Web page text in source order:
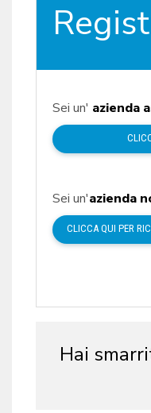
Sei un' azienda
Sei un'azienda
CLICCA QUI PER
Hai